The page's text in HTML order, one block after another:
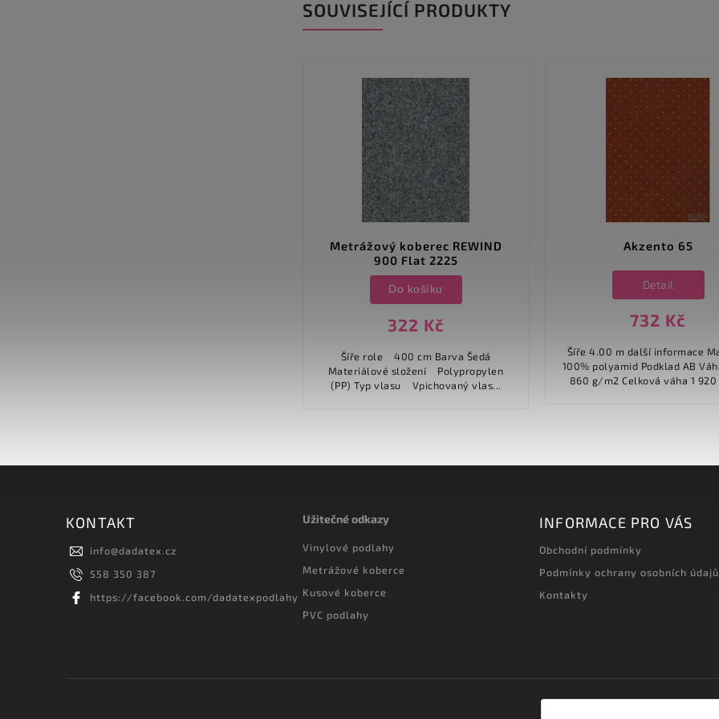
SOUVISEJÍCÍ PRODUKTY
Metrážový koberec REWIND
900 Flat 2225
322 Kč
Do košíku
Šíře role 400 cm Barva Šedá
Materiálové složení Polypropylen
(PP) Typ vlasu Vpichovaný vlas...
Akzento 65
732 Kč
Detail
Šíře 4.00 m další informace Materiál
100% polyamid Podklad AB Váha vlasu
860 g/m2 Celková váha 1 920 g/m2
KONTAKT
info@dadatex.cz
558 350 387
https://facebook.com/dadatexpodlahy
Užitečné odkazy
Vinylové podlahy
Metrážové koberce
Kusové koberce
PVC podlahy
INFORMACE PRO VÁS
Obchodní podmínky
Podmínky ochrany osobních údajů
Kontakty